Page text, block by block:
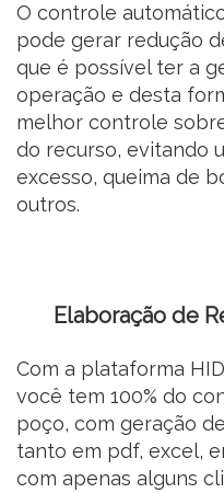
O controle
pode gerar redução
que é possível ter a
operação e desta
melhor controle
do recurso, evitando
excesso, queima de
outros.
Elaboração de
Com a plataforma
você tem 100% do
poço, com geração
tanto em pdf, excel,
com apenas alguns